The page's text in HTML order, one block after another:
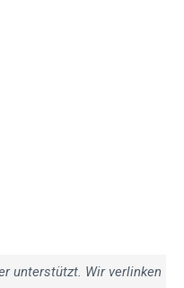
unterstützt. Wir verlinken